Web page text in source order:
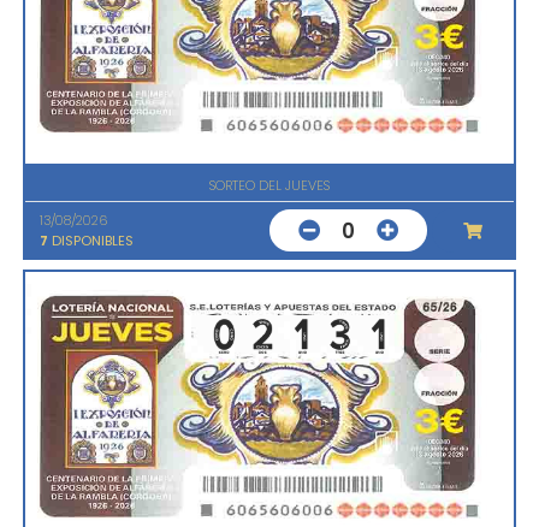
SORTEO DEL JUEVES
13/08/2026
7 DISPONIBLES 0